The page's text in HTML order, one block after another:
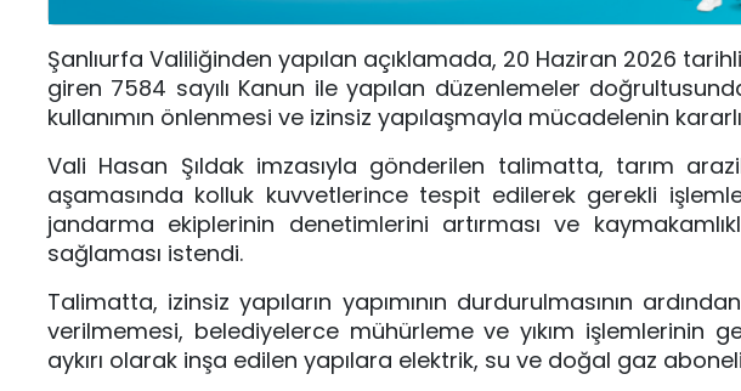
Şanlıurfa Valiliğinden yapılan açıklamada, 20 Haziran 2026
giren 7584 sayılı Kanun ile yapılan düzenlemeler
kullanımın önlenmesi ve izinsiz yapılaşmayla mücadelenin
Vali Hasan Şıldak imzasıyla gönderilen talimatta, tarım
aşamasında kolluk kuvvetlerince tespit edilerek gerekli
jandarma ekiplerinin denetimlerini artırması ve
sağlaması istendi.
Talimatta, izinsiz yapıların yapımının durdurulmasının
verilmemesi, belediyelerce mühürleme ve yıkım işlemlerinin
aykırı olarak inşa edilen yapılara elektrik, su ve doğal gaz